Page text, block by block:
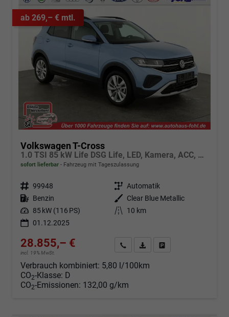
ab 269,– € mtl.
Volkswagen T-Cross
1.0 TSI 85 kW Life DSG Life, LED, Kamera, ACC, Side, Winter, 17-Zoll, 3-J. Garantie
sofort lieferbar Fahrzeug mit Tageszulassung
Fahrzeugnr. 99948 Getriebe Automatik
Kraftstoff Benzin Außenfarbe
Clear Blue Metallic
Leistung 85 kW (116 PS) Kilometerstand
10 km
01.12.2025
28.855,– €
incl. 19% MwSt.
Angebot anfordern
Fahrzeugexpose (PDF)
Verbrauch kombiniert: 5,80 l/100km
CO2-Klasse: D
CO2-Emissionen: 132,00 g/km